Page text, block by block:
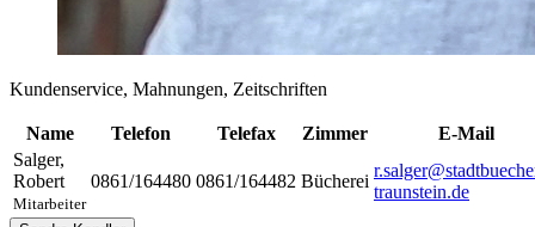
Kundenservice, Mahnungen, Zeitschriften
Name Telefon Telefax Zimmer
E-Mail
Salger,
Robert
Mitarbeiter
0861/164480 0861/164482 Bücherei
traunstein.de